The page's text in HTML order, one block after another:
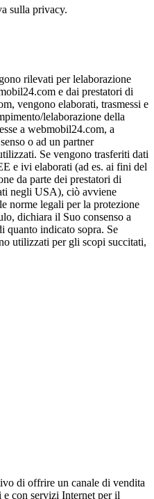
sulla privacy.
rilevati per lelaborazione
e dai prestatori di
vengono elaborati, trasmessi e
lelaborazione della
a webmobil24.com, a
o ad un partner
Se vengono trasferiti dati
e ivi elaborati (ad es. ai fini del
da parte dei prestatori di
negli USA), ciò avviene
norme legali per la protezione
dichiara il Suo consenso a
quanto indicato sopra. Se
utilizzati per gli scopi succitati,
di offrire un canale di vendita
con servizi Internet per il